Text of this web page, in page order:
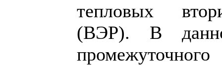
тепловых
(ВЭР). В